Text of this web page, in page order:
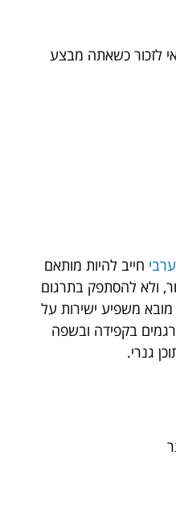
לזכור כשאתה מבצע
חייב להיות מותאם
ולא להסתפק בתרגום
משפיע ישירות על
בקפידה ובשפה
גנרי.